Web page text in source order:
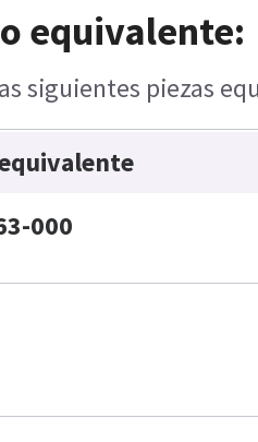
equivalente:
siguientes piezas
000